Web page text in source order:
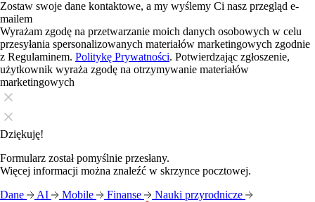
Zostaw swoje dane kontaktowe, a my wyślemy Ci nasz przegląd e-
mailem
Wyrażam zgodę na przetwarzanie moich danych osobowych w celu
przesyłania spersonalizowanych materiałów marketingowych zgodnie
z Regulaminem. Politykę Prywatności. Potwierdzając zgłoszenie,
użytkownik wyraża zgodę na otrzymywanie materiałów
marketingowych
Dziękuję!
Formularz został pomyślnie przesłany.
Więcej informacji można znaleźć w skrzynce pocztowej.
Dane
AI Mobile Finanse Nauki przyrodnicze